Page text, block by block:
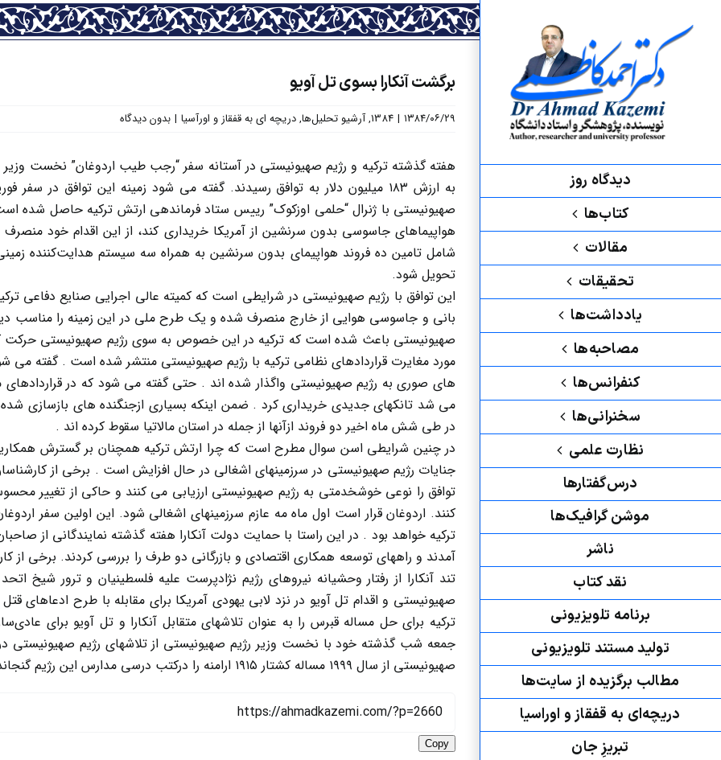
دیدگاه روز
کتاب‌ها
مقالات
تحقیقات
یادداشت‌ها
مصاحبه‌ها
کنفرانس‌ها
سخنرانی‌ها
نظارت علمی
درس‌گفتارها
موشن گرافیک‌ها
ناشر
نقد کتاب
برنامه‌ تلویزیونی
تولید مستند تلویزیونی
مطالب برگزیده از سایت‌ها
دریچه‌ای به قفقاز و اوراسیا
تبریزِ جان
برگشت آنکارا بسوی تل آویو
۱۳۸۴/۰۶/۲۹ |
1384
,آرشیو تحلیل‌ها,دریچه ای به قفقاز و اورآسیا | بدون دیدگاه
هفته گذشته ترکیه و رژیم صهیونیستی در آستانه سفر “رجب طیب اردوغان” نخست
به ارزش ۱۸۳ میلیون دلار به توافق رسیدند. گفته می شود زمینه این توافق
صهیونیستی با ژنرال “حلمی اوزکوک” رییس ستاد فرماندهی ارتش ترکیه حاصل شده
هواپیماهای جاسوسی بدون سرنشین از آمریکا خریداری کند، از این اقدام خود
تحویل شود.
این توافق با رژیم صهیونیستی در شرایطی است که کمیته عالی اجرایی صنایع دفاعی
بانی و جاسوسی هوایی از خارج منصرف شده و یک طرح ملی در این زمینه را مناسب
صهیونیستی باعث شده است که ترکیه در این خصوص به سوی رژیم صهیونیستی حرکت
مورد مغایرت قراردادهای نظامی ترکیه با رژیم صهیونیستی منتشر شده است . گفته می
های صوری به رژیم صهیونیستی واگذار شده اند . حتی گفته می شود که در
می شد تانکهای جدیدی خریداری کرد . ضمن اینکه بسیاری ازجنگنده های بازسازی
در طی شش ماه اخیر دو فروند ازآنها از جمله در استان مالاتیا سقوط کرده اند .
در چنین شرایطی اسن سوال مطرح است که چرا ارتش ترکیه همچنان بر گسترش
جنایات رژیم صهیونیستی در سرزمینهای اشغالی در حال افزایش است . برخی از
توافق را نوعی خوشخدمتی به رژیم صهیونیستی ارزیابی می کنند و حاکی از تغییر
کنند. اردوغان قرار است اول ماه مه عازم سرزمینهای اشغالی شود. این اولین سفر
ترکیه خواهد بود . در این راستا با حمایت دولت آنکارا هفته گذشته نمایندگانی از
آمدند و راههای توسعه همکاری اقتصادی و بازرگانی دو طرف را بررسی کردند. برخی از
تند آنکارا از رفتار وحشیانه نیروهای رژیم نژادپرست علیه فلسطینیان و ترور
صهیونیستی و اقدام تل آویو در نزد لابی یهودی آمریکا برای مقابله با طرح ادعاهای
ترکیه برای حل مساله قبرس را به عنوان تلاشهای متقابل آنکارا و تل آویو برای
جمعه شب گذشته خود با نخست وزیر رژیم صهیونیستی از تلاشهای رژیم صهیونیستی
صهیونیستی از سال ۱۹۹۹ مساله کشتار ۱۹۱۵ ارامنه را درکتب درسی مدارس این رژیم گنجانده است .
Copy